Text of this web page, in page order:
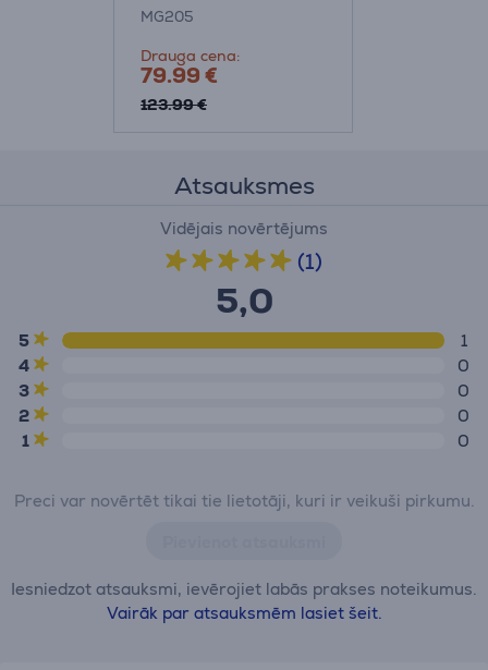
MG205
Drauga cena:
79.99 €
123.99 €
Atsauksmes
Vidējais novērtējums
(1)
5,0
5
1
4
0
3
0
2
0
1
0
Preci var novērtēt tikai tie lietotāji, kuri ir veikuši pirkumu.
Iesniedzot atsauksmi, ievērojiet labās prakses noteikumus.
Vairāk par atsauksmēm lasiet šeit.